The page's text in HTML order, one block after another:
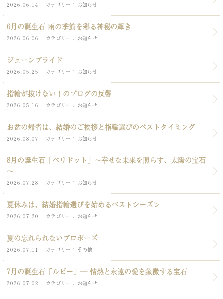
2026.06.14 カテゴリー お知らせ
6月の誕生石 雨の季節を彩る神秘の輝き
2026.06.06 カテゴリー お知らせ
ジューンブライド
2026.05.25 カテゴリー お知らせ
指輪が抜けない！のブログの反響
2026.05.16 カテゴリー お知らせ
お盆の帰省は、結婚のご挨拶と指輪選びのベストタイミング
2026.08.07 カテゴリー お知らせ
8月の誕生石「ペリドット」～幸せな未来を照らす、太陽の宝石
～
2026.07.28 カテゴリー お知らせ
夏休みは、結婚指輪選びを始めるベストシーズン
2026.07.20 カテゴリー お知らせ
夏の忘れられないプロポーズ
2026.07.11 カテゴリー その他
7月の誕生石「ルビー」― 情熱と永遠の愛を象徴する宝石
2026.07.02 カテゴリー お知らせ